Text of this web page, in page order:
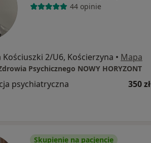
44 opinie
Kościuszki 2/U6, Kościerzyna • Mapa
Psychicznego NOWY HORYZONT
psychiatryczna 350 zł
Skupienie na pacjencie